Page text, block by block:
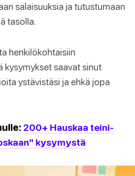
salaisuuksia ja tutustumaan
tasolla.
henkilökohtaisiin
kysymykset saavat sinut
ystävistäsi ja ehkä jopa
200+ Hauskaa teini-
kysymystä